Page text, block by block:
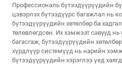
Профессиональ бүтээдүүрүүдийн
цэвэрлэх бүтээдүүрс багажлал нь
бүтээдүүрүүдийн хөтөлбөр ба
төлөвлөгдсөн. Их хэмжээт савууд
багасгаж, бүтээдүүрүүдийн хөтөлбөр
хүрдлүүр системүүд нь нарийн
бүтээдүүрүүдийн хэрэглээ үед